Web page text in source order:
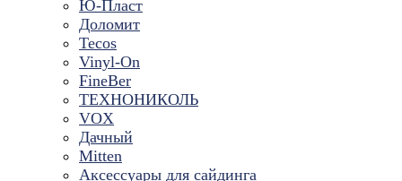
Ю-Пласт
Доломит
Tecos
Vinyl-On
FineBer
ТЕХНОНИКОЛЬ
VOX
Дачный
Mitten
Аксессуары для сайдинга